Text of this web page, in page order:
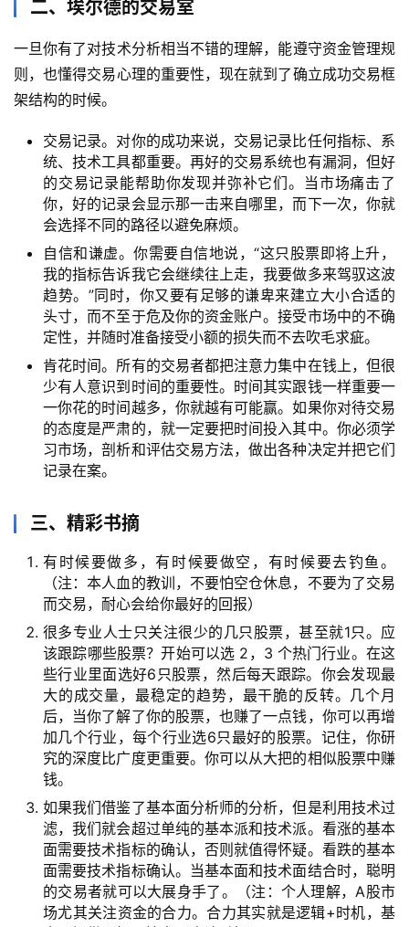
二、埃尔德的交易室
一旦你有了对技术分析相当不错的理解，能遵守资金管理规
则，也懂得交易心理的重要性，现在就到了确立成功交易框
架结构的时候。
交易记录。对你的成功来说，交易记录比任何指标、系
统、技术工具都重要。再好的交易系统也有漏洞，但好
的交易记录能帮助你发现并弥补它们。当市场痛击了
你，好的记录会显示那一击来自哪里，而下一次，你就
会选择不同的路径以避免麻烦。
自信和谦虚。你需要自信地说，“这只股票即将上升，
我的指标告诉我它会继续往上走，我要做多来驾驭这波
趋势。”同时，你又要有足够的谦卑来建立大小合适的
头寸，而不至于危及你的资金账户。接受市场中的不确
定性，并随时准备接受小额的损失而不去吹毛求疵。
肯花时间。所有的交易者都把注意力集中在钱上，但很
少有人意识到时间的重要性。时间其实跟钱一样重要一
一你花的时间越多，你就越有可能赢。如果你对待交易
的态度是严肃的，就一定要把时间投入其中。你必须学
习市场，剖析和评估交易方法，做出各种决定并把它们
记录在案。
三、精彩书摘
有时候要做多，有时候要做空，有时候要去钓鱼。
（注：本人血的教训，不要怕空仓休息，不要为了交易
而交易，耐心会给你最好的回报）
很多专业人士只关注很少的几只股票，甚至就1只。应
该跟踪哪些股票？开始可以选 2，3 个热门行业。在这
些行业里面选好6只股票，然后每天跟踪。你会发现最
大的成交量，最稳定的趋势，最干脆的反转。几个月
后，当你了解了你的股票，也赚了一点钱，你可以再增
加几个行业，每个行业选6只最好的股票。记住，你研
究的深度比广度更重要。你可以从大把的相似股票中赚
钱。
如果我们借鉴了基本面分析师的分析，但是利用技术过
滤，我们就会超过单纯的基本派和技术派。看涨的基本
面需要技术指标的确认，否则就值得怀疑。看跌的基本
面需要技术指标确认。当基本面和技术面结合时，聪明
的交易者就可以大展身手了。（注：个人理解，A股市
场尤其关注资金的合力。合力其实就是逻辑+时机，基